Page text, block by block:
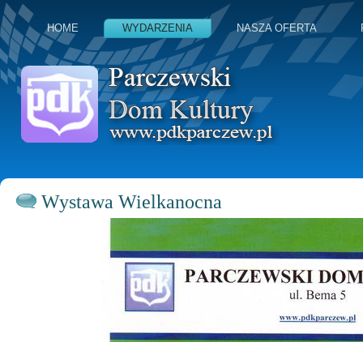
HOME WYDARZENIA NASZA OFERTA
Wystawa Wielkanocna